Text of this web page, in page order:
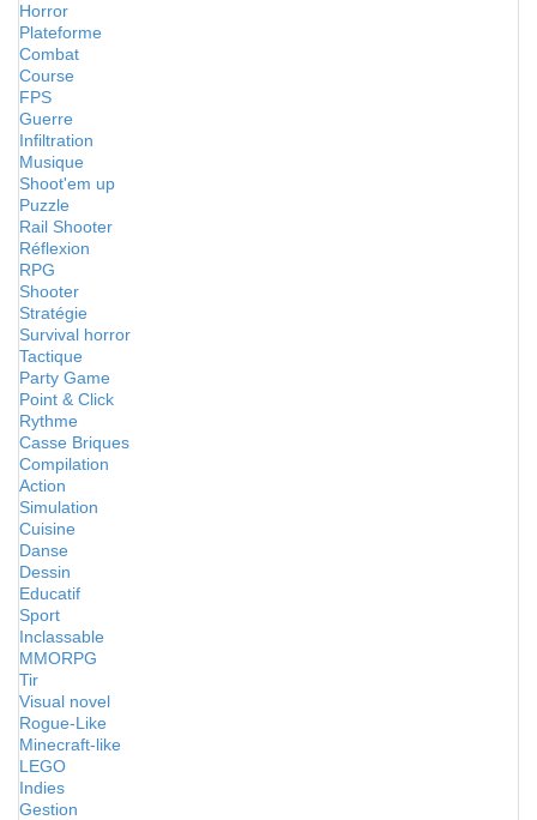
Horror
Plateforme
Combat
Course
FPS
Guerre
Infiltration
Musique
Shoot'em up
Puzzle
Rail Shooter
Réflexion
RPG
Shooter
Stratégie
Survival horror
Tactique
Party Game
Point & Click
Rythme
Casse Briques
Compilation
Action
Simulation
Cuisine
Danse
Dessin
Educatif
Sport
Inclassable
MMORPG
Tir
Visual novel
Rogue-Like
Minecraft-like
LEGO
Indies
Gestion